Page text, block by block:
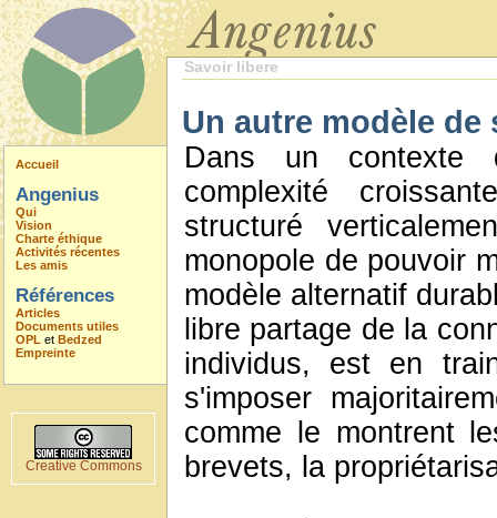
Accueil
Angenius
Qui
Vision
Charte éthique
Activités récentes
Les amis
Références
Articles
Documents utiles
OPL et Bedzed
Empreinte
Creative Commons
Savoir libere
Un autre modèle
Dans un
complexité
structuré
monopole de pouvoir
modèle alternatif
libre partage de la
individus, est en
s'imposer
comme le montrent
brevets, la